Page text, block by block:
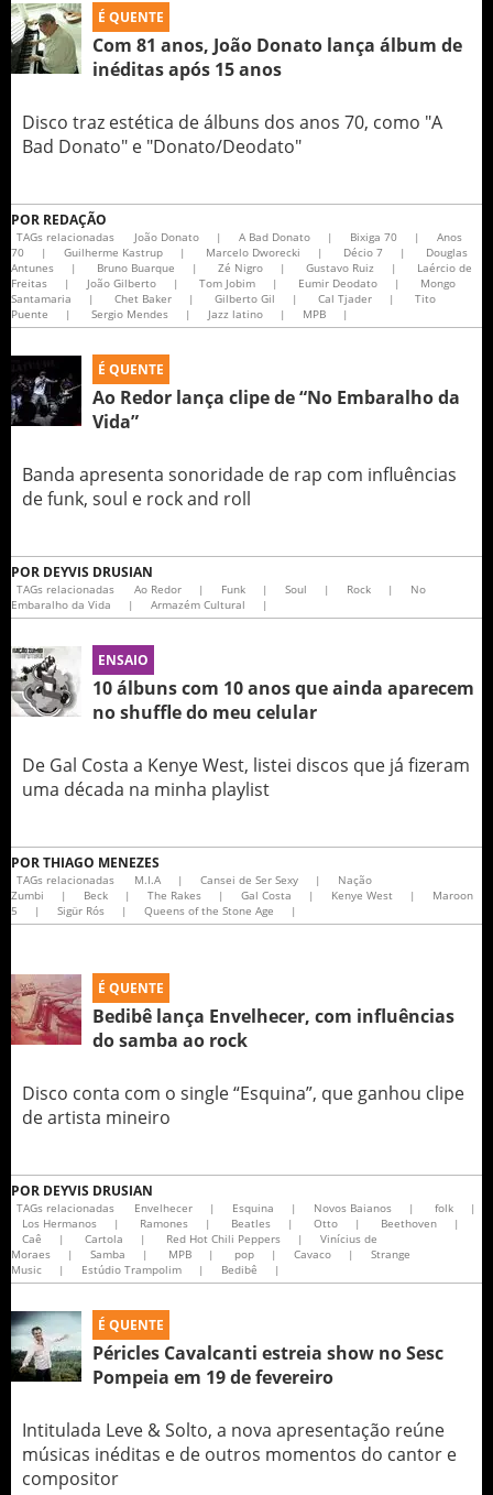
É QUENTE
Com 81 anos, João Donato lança álbum de
inéditas após 15 anos
Disco traz estética de álbuns dos anos 70, como "A
Bad Donato" e "Donato/Deodato"
POR REDAÇÃO
TAGs relacionadas João Donato | A Bad Donato | Bixiga 70 |
Anos
70
| Guilherme Kastrup | Marcelo Dworecki | Décio 7 |
Douglas
Antunes
| Bruno Buarque | Zé Nigro | Gustavo Ruiz |
Laércio de
Freitas
| João Gilberto | Tom Jobim | Eumir Deodato |
Mongo
Santamaria
| Chet Baker | Gilberto Gil | Cal Tjader |
Tito
Puente
| Sergio Mendes | Jazz latino | MPB |
É QUENTE
Ao Redor lança clipe de “No Embaralho da
Vida”
Banda apresenta sonoridade de rap com influências
de funk, soul e rock and roll
POR DEYVIS DRUSIAN
TAGs relacionadas Ao Redor | Funk | Soul | Rock |
No
Embaralho da Vida
| Armazém Cultural |
ENSAIO
10 álbuns com 10 anos que ainda aparecem
no shuffle do meu celular
De Gal Costa a Kenye West, listei discos que já fizeram
uma década na minha playlist
PORTHIAGO MENEZES
TAGs relacionadas M.I.A | Cansei de Ser Sexy |
Nação
Zumbi
| Beck | The Rakes | Gal Costa | Kenye West |
Maroon
5
| Sigür Rós | Queens of the Stone Age |
É QUENTE
Bedibê lança Envelhecer, com influências
do samba ao rock
Disco conta com o single “Esquina”, que ganhou clipe
de artista mineiro
POR DEYVIS DRUSIAN
TAGs relacionadas Envelhecer | Esquina | Novos Baianos | folk
|
Los Hermanos
| Ramones | Beatles | Otto | Beethoven
|
Caê
| Cartola | Red Hot Chili Peppers |
Vinícius de
Moraes
| Samba | MPB | pop | Cavaco |
Strange
Music
| Estúdio Trampolim | Bedibê |
É QUENTE
Péricles Cavalcanti estreia show no Sesc
Pompeia em 19 de fevereiro
Intitulada Leve & Solto, a nova apresentação reúne
músicas inéditas e de outros momentos do cantor e
compositor